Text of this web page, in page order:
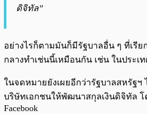
ดิจิทัล”
อย่างไรก็ตามมันก็มีรัฐบาลอื่น ๆ ที่เรีย
กลางทำเช่นนี้เหมือนกัน เช่น ในประเ
ในจดหมายยังเผยอีกว่ารัฐบาลสหรัฐฯ
บริษัทเอกชนให้พัฒนาสกุลเงินดิจิทัล โ
Facebook